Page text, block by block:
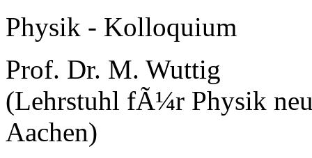
Physik - Kolloquium
Prof. Dr. M. Wuttig
(Lehrstuhl fÃ¼r Physik
Aachen)